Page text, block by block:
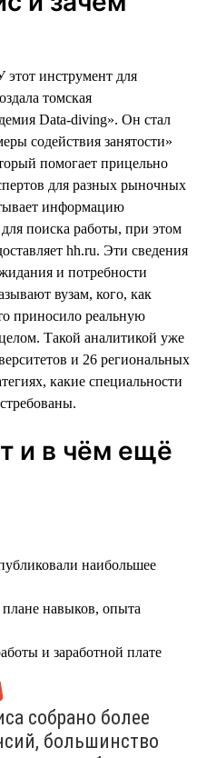
инструмент для
томская
Data-diving». Он стал
содействия занятости»
помогает прицельно
для разных рыночных
информацию
поиска работы, при этом
hh.ru. Эти сведения
и потребности
вузам, кого, как
приносило реальную
Такой аналитикой уже
и 26 региональных
какие специальности
и в чём ещё
наибольшее
плане навыков, опыта
и заработной плате
собрано более
большинство